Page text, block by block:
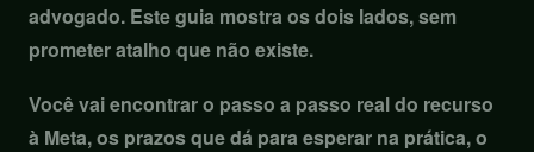
advogado. Este guia mostra os dois lados, sem
prometer atalho que não existe.
Você vai encontrar o passo a passo real do recurso
à Meta, os prazos que dá para esperar na prática, o